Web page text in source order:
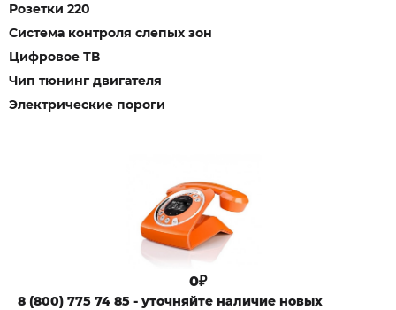
Розетки 220
Система контроля слепых зон
Цифровое ТВ
Чип тюнинг двигателя
Электрические пороги
0₽
8 (800) 775 74 85 - уточняйте наличие новых